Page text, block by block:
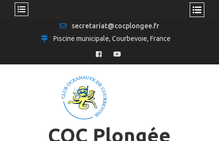
secretariat@cocplongee.fr
Piscine municipale, Courbevoie, France
COC Plongée